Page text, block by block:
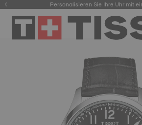
Personalisieren Sie Ihre Uhr mit